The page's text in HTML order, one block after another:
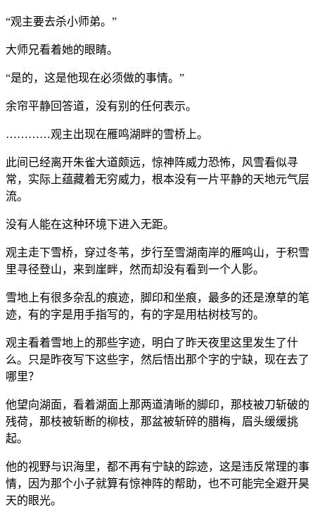
“观主要去杀小师弟。”
大师兄看着她的眼睛。
“是的，这是他现在必须做的事情。”
余帘平静回答道，没有别的任何表示。
…………观主出现在雁鸣湖畔的雪桥上。
此间已经离开朱雀大道颇远，惊神阵威力恐怖，风雪看似寻
常，实际上蕴藏着无穷威力，根本没有一片平静的天地元气层
流。
没有人能在这种环境下进入无距。
观主走下雪桥，穿过冬苇，步行至雪湖南岸的雁鸣山，于积雪
里寻径登山，来到崖畔，然而却没有看到一个人影。
雪地上有很多杂乱的痕迹，脚印和坐痕，最多的还是潦草的笔
迹，有的字是用手指写的，有的字是用枯树枝写的。
观主看着雪地上的那些字迹，明白了昨天夜里这里发生了什
么。只是昨夜写下这些字，然后悟出那个字的宁缺，现在去了
哪里？
他望向湖面，看着湖面上那两道清晰的脚印，那枝被刀斩破的
残荷，那枝被斩断的柳枝，那盆被斩碎的腊梅，眉头缓缓挑
起。
他的视野与识海里，都不再有宁缺的踪迹，这是违反常理的事
情，因为那个小子就算有惊神阵的帮助，也不可能完全避开昊
天的眼光。